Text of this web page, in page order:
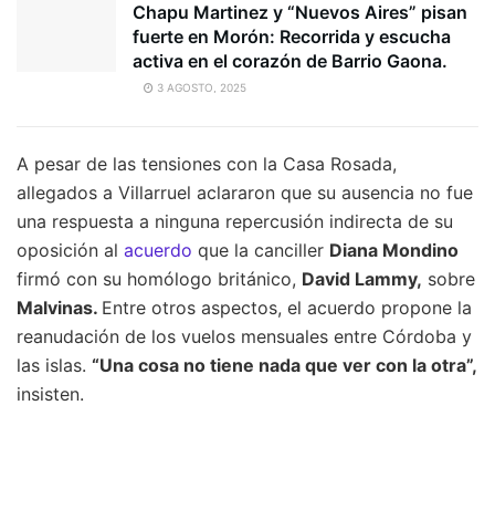
Chapu Martinez y “Nuevos Aires” pisan
fuerte en Morón: Recorrida y escucha
activa en el corazón de Barrio Gaona.
3 AGOSTO, 2025
A pesar de las tensiones con la Casa Rosada,
allegados a Villarruel aclararon que su ausencia no fue
una respuesta a ninguna repercusión indirecta de su
oposición al acuerdo que la canciller Diana Mondino
firmó con su homólogo británico, David Lammy, sobre
Malvinas. Entre otros aspectos, el acuerdo propone la
reanudación de los vuelos mensuales entre Córdoba y
las islas. “Una cosa no tiene nada que ver con la otra”,
insisten.